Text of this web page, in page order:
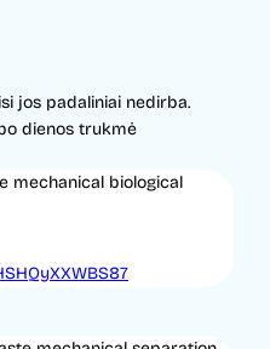
jos padaliniai nedirba.
dienos trukmė
mechanical biological